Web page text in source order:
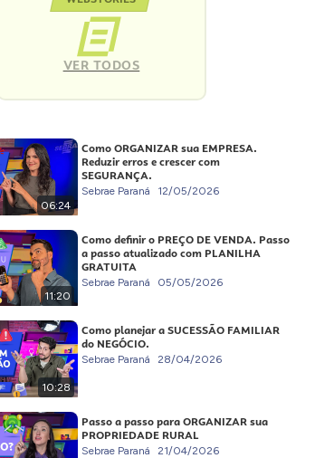
VER TODOS
06:24
Como ORGANIZAR sua EMPRESA.
Reduzir erros e crescer com
SEGURANÇA.
Sebrae Paraná 12/05/2026
11:20
Como definir o PREÇO DE VENDA. Passo
a passo atualizado com PLANILHA
GRATUITA
Sebrae Paraná 05/05/2026
10:28
Como planejar a SUCESSÃO FAMILIAR
do NEGÓCIO.
Sebrae Paraná 28/04/2026
Passo a passo para ORGANIZAR sua
PROPRIEDADE RURAL
Sebrae Paraná 21/04/2026